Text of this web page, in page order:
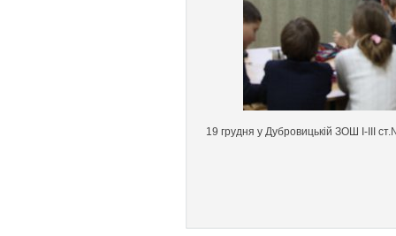
19 грудня у Дубровицькій ЗОШ І-ІІІ